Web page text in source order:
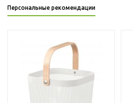
Персональные рекомендации